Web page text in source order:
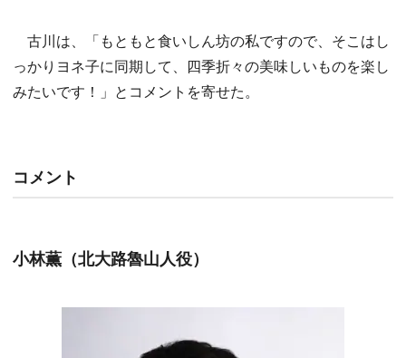
古川は、「もともと食いしん坊の私ですので、そこはし
っかりヨネ子に同期して、四季折々の美味しいものを楽し
みたいです！」とコメントを寄せた。
コメント
小林薫（北大路魯山人役）